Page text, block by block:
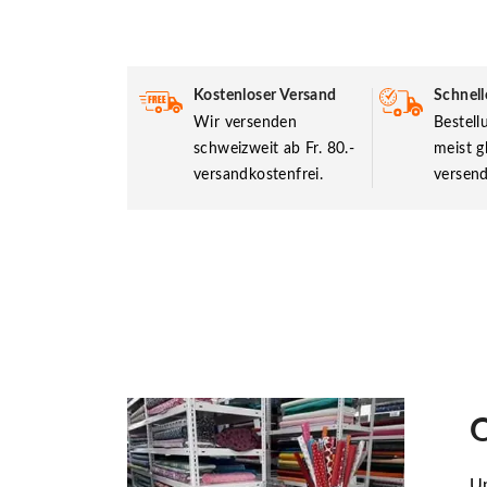
Kostenloser Versand
Wir versenden
schweizweit ab Fr. 80.-
versandkostenfrei.
meist